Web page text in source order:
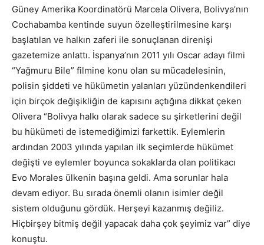
Güney Amerika Koordinatörü Marcela Olivera, Bolivya’nın
Cochabamba kentinde suyun özelleştirilmesine karşı
başlatılan ve halkın zaferi ile sonuçlanan direnişi
gazetemize anlattı. İspanya’nın 2011 yılı Oscar adayı filmi
“Yağmuru Bile” filmine konu olan su mücadelesinin,
polisin şiddeti ve hükümetin yalanları yüzündenkendileri
için birçok değişikliğin de kapısını açtığına dikkat çeken
Olivera “Bolivya halkı olarak sadece su şirketlerini değil
bu hükümeti de istemediğimizi farkettik. Eylemlerin
ardından 2003 yılında yapılan ilk seçimlerde hükümet
değişti ve eylemler boyunca sokaklarda olan politikacı
Evo Morales ülkenin başına geldi. Ama sorunlar hala
devam ediyor. Bu sırada önemli olanın isimler değil
sistem olduğunu gördük. Herşeyi kazanmış değiliz.
Hiçbirşey bitmiş değil yapacak daha çok şeyimiz var” diye
konuştu.